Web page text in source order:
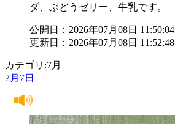
ダ、ぶどうゼリー、牛乳です。
公開日：2026年07月08日 11:50:04
更新日：2026年07月08日 11:52:48
カテゴリ:7月
7月7日